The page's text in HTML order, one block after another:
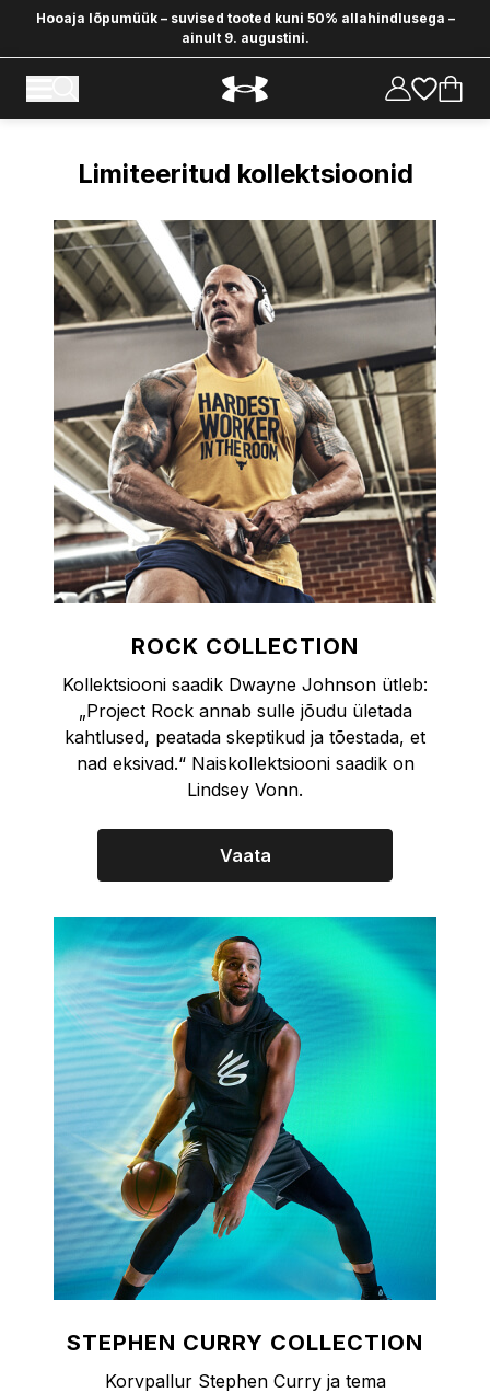
Hooaja lõpumüük – suvised tooted kuni 50% allahindlusega –
ainult 9. augustini.
Tehnoloogia ja kollekstioonid
Limiteeritud kollektsioonid
ROCK COLLECTION
Kollektsiooni saadik Dwayne Johnson ütleb:
„Project Rock annab sulle jõudu ületada
kahtlused, peatada skeptikud ja tõestada, et
nad eksivad.“ Naiskollektsiooni saadik on
Lindsey Vonn.
Vaata
STEPHEN CURRY COLLECTION
Korvpallur Stephen Curry ja tema